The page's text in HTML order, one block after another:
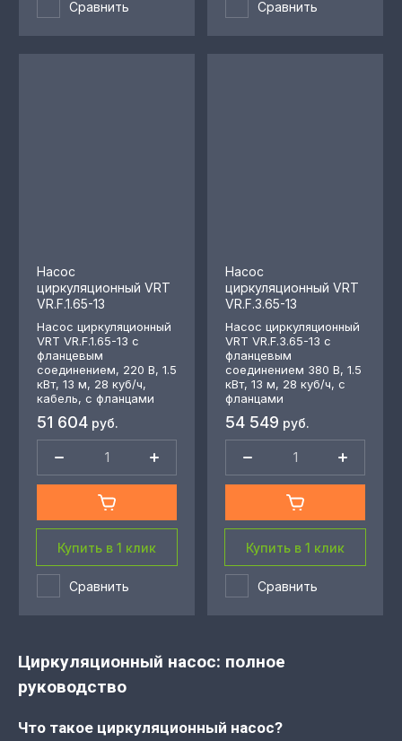
Сравнить Сравнить
Насос
циркуляционный VRT
VR.F.1.65-13
Насос циркуляционный
VRT VR.F.1.65-13 с
фланцевым
соединением, 220 В, 1.5
кВт, 13 м, 28 куб/ч,
кабель, с фланцами
51 604 руб.
Купить в 1 клик
Сравнить
Насос
циркуляционный VRT
VR.F.3.65-13
Насос циркуляционный
VRT VR.F.3.65-13 с
фланцевым
соединением 380 В, 1.5
кВт, 13 м, 28 куб/ч, с
фланцами
54 549 руб.
Купить в 1 клик
Сравнить
Циркуляционный насос: полное
руководство
Что такое циркуляционный насос?